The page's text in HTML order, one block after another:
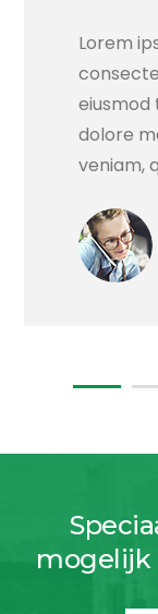
Lorem
dolore
veniam,
mogelijk